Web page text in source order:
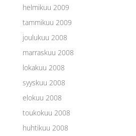
helmikuu 2009
tammikuu 2009
joulukuu 2008
marraskuu 2008
lokakuu 2008
syyskuu 2008
elokuu 2008
toukokuu 2008
huhtikuu 2008